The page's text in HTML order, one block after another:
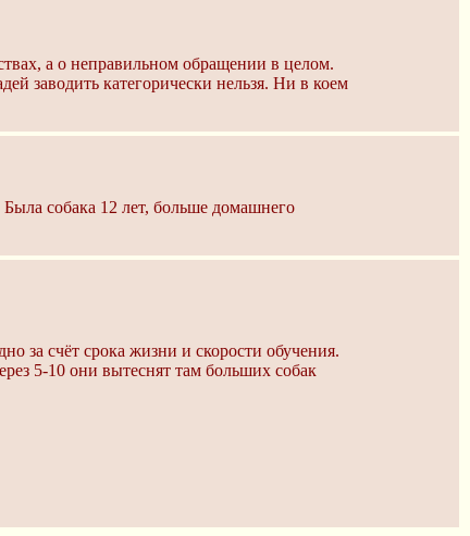
а о неправильном обращении в целом.
заводить категорически нельзя. Ни в коем
собака 12 лет, больше домашнего
за счёт срока жизни и скорости обучения.
5-10 они вытеснят там больших собак